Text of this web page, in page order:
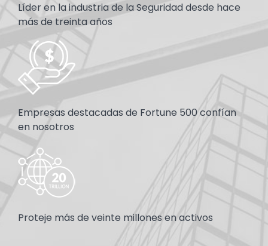
Líder en la industria de la Seguridad desde hace
más de treinta años
Image
Empresas destacadas de Fortune 500 confían
en nosotros
Image
Proteje más de veinte millones en activos